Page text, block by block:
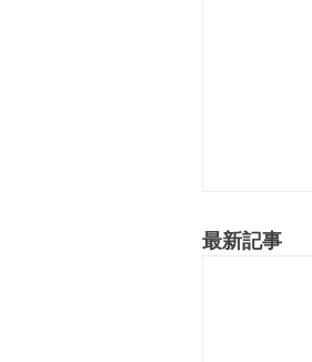
最新記事